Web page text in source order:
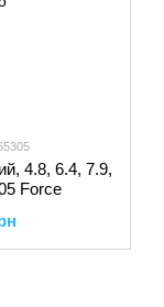
4.8, 6.4, 7.9,
Force